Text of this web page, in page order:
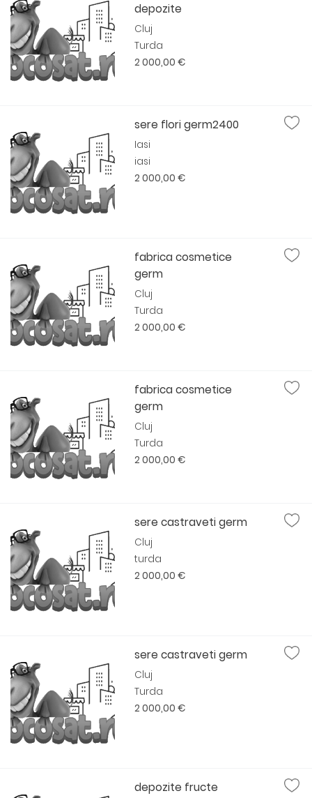
depozite
Cluj
Turda
2 000,00 €
sere flori germ2400
Iasi
iasi
2 000,00 €
fabrica cosmetice
germ
Cluj
Turda
2 000,00 €
fabrica cosmetice
germ
Cluj
Turda
2 000,00 €
sere castraveti germ
Cluj
turda
2 000,00 €
sere castraveti germ
Cluj
Turda
2 000,00 €
depozite fructe